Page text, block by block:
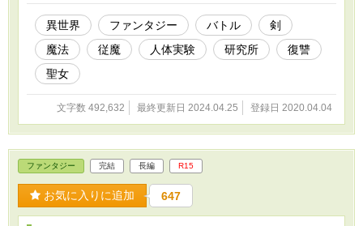
生き残ることを誓う。 全ては研究所や、一族への復讐を行うため
に……。 ※カクヨム、ノベルバ、小説家になろうにも投稿してい
ます。
異世界 ファンタジー バトル
剣
魔法
従魔 人体実験 研究所
復讐
聖女
文字数 492,632 最終更新日 2024.04.25 登録日 2020.04.04
ファンタジー 完結 長編 R15
お気に入りに追加 647